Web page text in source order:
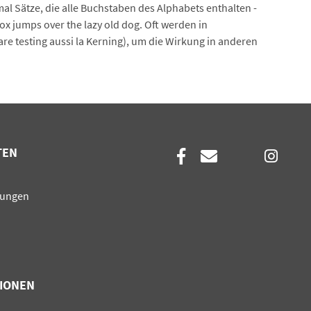
Sätze, die alle Buchstaben des Alphabets enthalten -
jumps over the lazy old dog. Oft werden in
testing aussi la Kerning), um die Wirkung in anderen